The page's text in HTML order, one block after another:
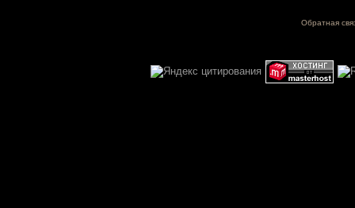
Обратная